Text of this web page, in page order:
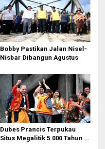
Bobby Pastikan Jalan Nisel-
Nisbar Dibangun Agustus
Dubes Prancis Terpukau
Situs Megalitik 5.000 Tahun di